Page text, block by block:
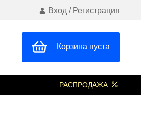
Вход / Регистрация
Корзина пуста
РАСПРОДАЖА